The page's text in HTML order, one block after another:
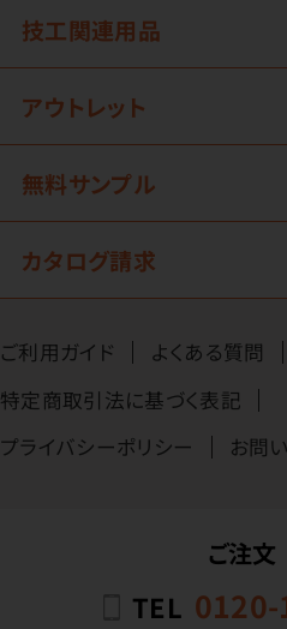
技工関連用品
アウトレット
無料サンプル
カタログ請求
ご利用ガイド よくある質問
特定商取引法に基づく表記
プライバシーポリシー
お問
ご注文
TEL